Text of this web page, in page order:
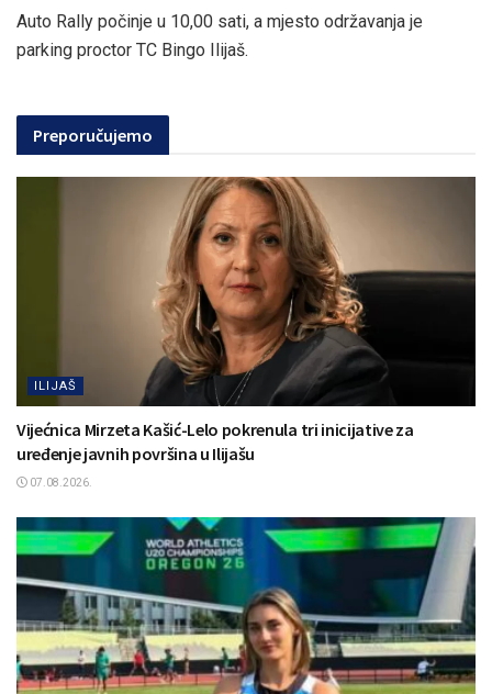
Auto Rally počinje u 10,00 sati, a mjesto održavanja je
parking proctor TC Bingo Ilijaš.
Preporučujemo
ILIJAŠ
Vijećnica Mirzeta Kašić-Lelo pokrenula tri inicijative za
uređenje javnih površina u Ilijašu
07.08.2026.